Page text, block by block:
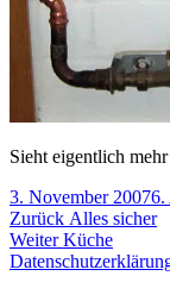
Sieht eigentlich
Veröffentlicht
am
3. November 20076.
Zurück Vorheriger
Beitrag:
Alles sicher
Weiter Nächster
Beitrag:
Küche